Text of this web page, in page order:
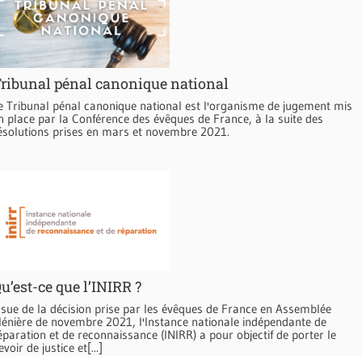
pénal canonique national
Tribunal pénal canonique national est l'organisme de jugement mis
place par la Conférence des évêques de France, à la suite des
prises en mars et novembre 2021.
ce que l’INIRR ?
de la décision prise par les évêques de France en Assemblée
de novembre 2021, l'Instance nationale indépendante de
et de reconnaissance (INIRR) a pour objectif de porter le
de justice et[...]